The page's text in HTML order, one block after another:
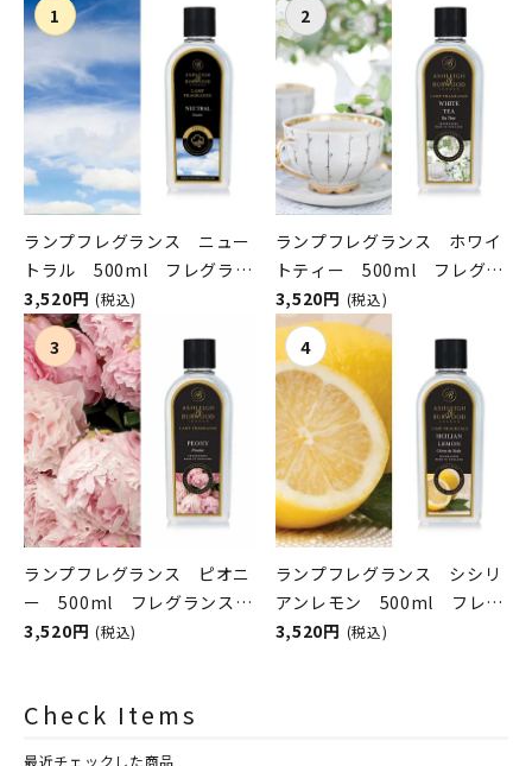
ランプフレグランス ニュー
トラル 500ml フレグラン
スランプ用オイル
ASHLEIGH&BURWOOD（ア
シュレイアンドバーウッド）
3,520円 (税込)
ランプフレグランス ホワイ
トティー 500ml フレグラ
ンスランプ用オイル
ASHLEIGH&BURWOOD（ア
シュレイアンドバーウッド）
3,520円 (税込)
ランプフレグランス ピオニ
ー 500ml フレグランスラ
ンプ用オイル
3,520円 (税込)
ランプフレグランス シシリ
アンレモン 500ml フレグ
ランスランプ用オイル
3,520円 (税込)
Check Items
最近チェックした商品